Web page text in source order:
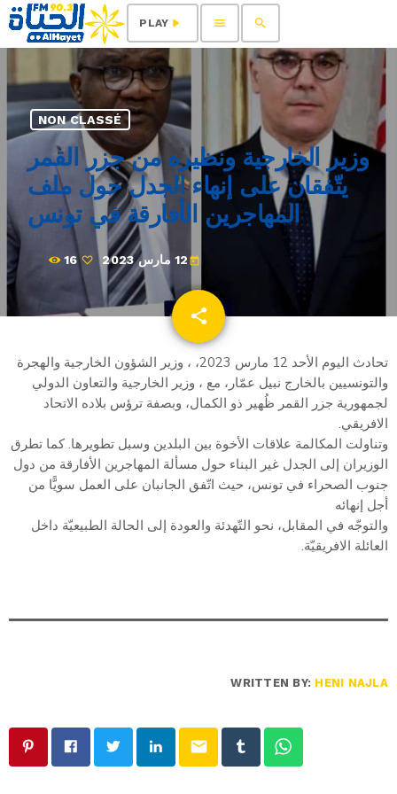
search
menu
play_arrow
PLAY
NON CLASSÉ
وزير الخارجية ونظيره من جزر القمر
يتّفقان على إنهاء الجدل حول ملف
المهاجرين الأفارقة في تونس
today 12 مارس 2023 16
share
email
تحادث اليوم الأحد 12 مارس 2023، ، وزير الشؤون الخارجية والهجرة
والتونسيين بالخارج نبيل عمّار، مع ، وزير الخارجية والتعاون الدولي
لجمهورية جزر القمر ظُهير ذو الكمال، وبصفة ترؤس بلاده الاتحاد
الافريقي.
وتناولت المكالمة علاقات الأخوة بين البلدين وسبل تطويرها. كما تطرق
الوزيران إلى الجدل غير البناء حول مسألة المهاجرين الأفارقة من دول
جنوب الصحراء في تونس، حيث اتّفق الجانبان على العمل سويًّا من
أجل إنهائه
والتوجّه في المقابل، نحو التّهدئة والعودة إلى الحالة الطبيعيّة داخل
العائلة الافريقيّة.
WRITTEN BY: HENI NAJLA
email